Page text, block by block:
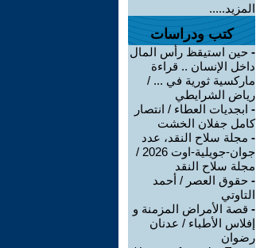
المزيد.....
كتب ودراسات
- حين استيقظ رأس المال
داخل الإنسان .. قراءة
ماركسية ثورية في ... /
رياض الشرايطي
- ابجديات العطاء / انتصار
كامل جفلان الخشت
- مجلة سلاح النقد، عدد
جوان-جويلية-اوت 2026 /
مجلة سلاح النقد
- حقوق العصر / أحمد
التاوتي
- قصة الأمراض المزمنة و
إفلاس الأطباء / عدنان
رضوان